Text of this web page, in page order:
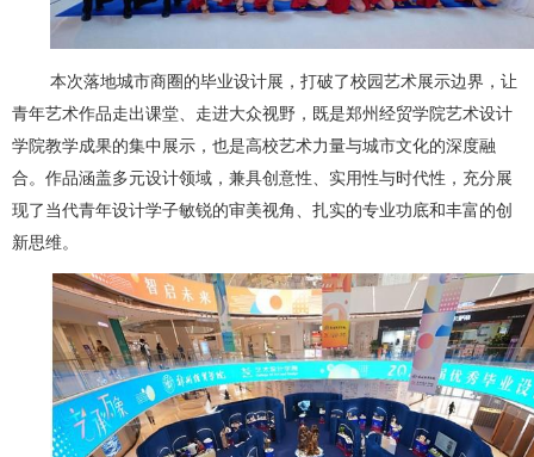
本次落地城市商圈的毕业设计展，打破了校园艺术展示边界，让
青年艺术作品走出课堂、走进大众视野，既是郑州经贸学院艺术设计
学院教学成果的集中展示，也是高校艺术力量与城市文化的深度融
合。作品涵盖多元设计领域，兼具创意性、实用性与时代性，充分展
现了当代青年设计学子敏锐的审美视角、扎实的专业功底和丰富的创
新思维。